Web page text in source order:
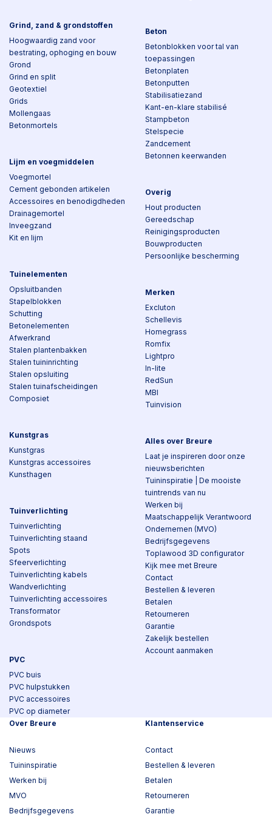
Grind, zand & grondstoffen
Hoogwaardig zand voor
bestrating, ophoging en bouw
Grond
Grind en split
Geotextiel
Grids
Mollengaas
Betonmortels
Lijm en voegmiddelen
Voegmortel
Cement gebonden artikelen
Accessoires en benodigdheden
Drainagemortel
Inveegzand
Kit en lijm
Tuinelementen
Opsluitbanden
Stapelblokken
Schutting
Betonelementen
Afwerkrand
Stalen plantenbakken
Stalen tuininrichting
Stalen opsluiting
Stalen tuinafscheidingen
Composiet
Kunstgras
Kunstgras
Kunstgras accessoires
Kunsthagen
Tuinverlichting
Tuinverlichting
Tuinverlichting staand
Spots
Sfeerverlichting
Tuinverlichting kabels
Wandverlichting
Tuinverlichting accessoires
Transformator
Grondspots
PVC
PVC buis
PVC hulpstukken
PVC accessoires
PVC op diameter
Beton
Betonblokken voor tal van
toepassingen
Betonplaten
Betonputten
Stabilisatiezand
Kant-en-klare stabilisé
Stampbeton
Stelspecie
Zandcement
Betonnen keerwanden
Overig
Hout producten
Gereedschap
Reinigingsproducten
Bouwproducten
Persoonlijke bescherming
Merken
Excluton
Schellevis
Homegrass
Romfix
Lightpro
In-lite
RedSun
MBI
Tuinvision
Alles over Breure
Laat je inspireren door onze
nieuwsberichten
Tuininspiratie | De mooiste
tuintrends van nu
Werken bij
Maatschappelijk Verantwoord
Ondernemen (MVO)
Bedrijfsgegevens
Toplawood 3D configurator
Kijk mee met Breure
Contact
Bestellen & leveren
Betalen
Retourneren
Garantie
Zakelijk bestellen
Account aanmaken
Over Breure
Nieuws
Tuininspiratie
Werken bij
MVO
Bedrijfsgegevens
Klantenservice
Contact
Bestellen & leveren
Betalen
Retourneren
Garantie